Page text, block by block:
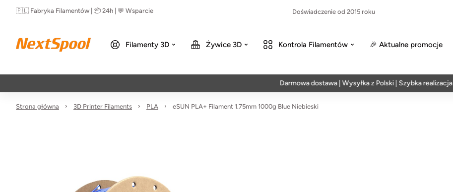
🇵🇱 Fabryka Filamentów | 📦 24h | 💬 Wsparcie Doświadczenie od 2015 roku
Filamenty 3D Żywice 3D Kontrola Filamentów 🎉 Aktualne promocje
Darmowa dostawa | Wysyłka z Polski | Szybka realizacja w 24h
Strona główna 3D Printer Filaments PLA eSUN PLA+ Filament 1.75mm 1000g Blue Niebieski